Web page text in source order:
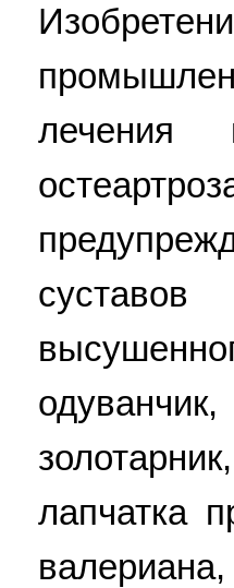
лечения
лапчатка